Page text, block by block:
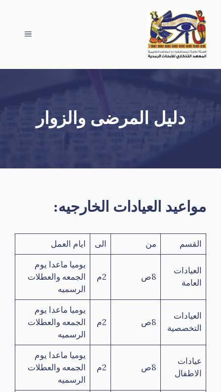
المحتوى
القائمة
دليل المرضى والزوار
مواعيد العيادات الخارجيه:
القسم من الى ايام العمل
العيادات
العامة
8ص 2م
يوميا ماعدا يوم
الجمعه والعطلات
الرسميه
العيادات
التخصصية
8ص 2م
يوميا ماعدا يوم
الجمعه والعطلات
الرسميه
عيادات
الاطفال
8ص 2م
يوميا ماعدا يوم
الجمعه والعطلات
الرسميه